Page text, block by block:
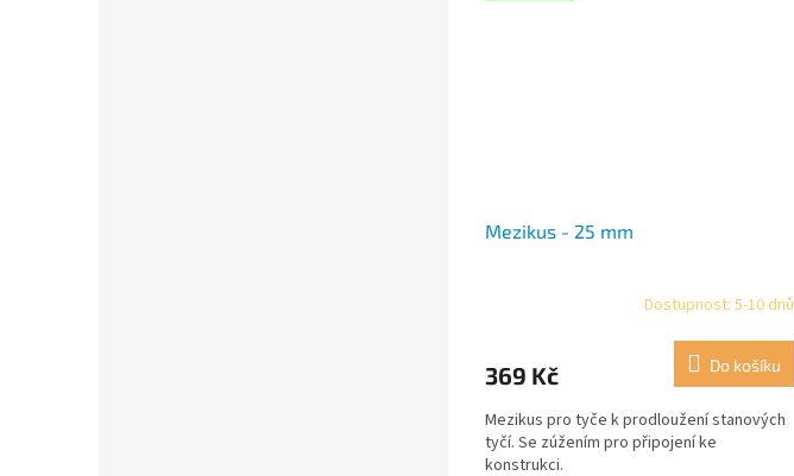
Mezikus - 25 mm
Dostupnost: 5-10 dnů
369 Kč Do košíku
Mezikus pro tyče k prodloužení stanových
tyčí. Se zúžením pro připojení ke
konstrukci.